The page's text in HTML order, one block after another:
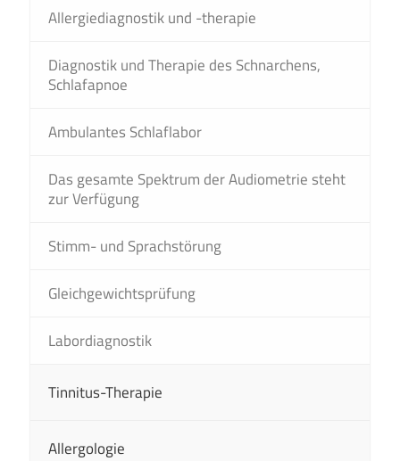
Allergiediagnostik und -therapie
Diagnostik und Therapie des Schnarchens,
Schlafapnoe
Ambulantes Schlaflabor
Das gesamte Spektrum der Audiometrie steht
zur Verfügung
Stimm- und Sprachstörung
Gleichgewichtsprüfung
Labordiagnostik
Tinnitus-Therapie
Allergologie